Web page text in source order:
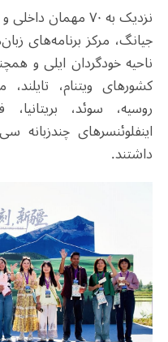
نزدیک به ۷۰ مهمان
جیانگ، مرکز برنامه‌های
ناحیه خودگردان ایلی و
کشورهای ویتنام، تایلند،
روسیه، سوئد،
اینفلوئنسرهای
داشتند.